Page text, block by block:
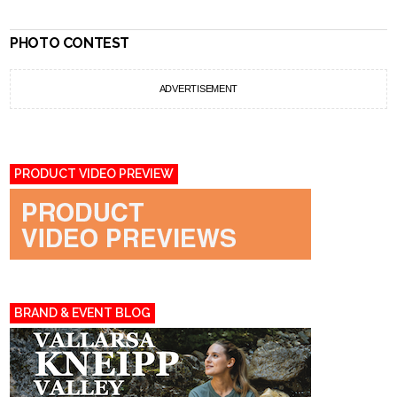
PHOTO CONTEST
ADVERTISEMENT
PRODUCT VIDEO PREVIEW
BRAND & EVENT BLOG